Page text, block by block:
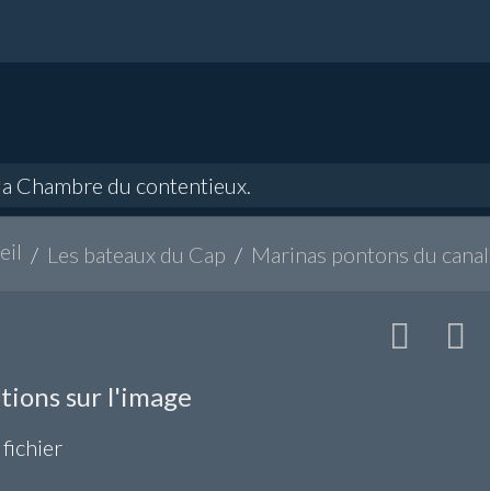
du contentieux.
Les bateaux du Cap Marinas pontons du canal
sur l'image
fichier